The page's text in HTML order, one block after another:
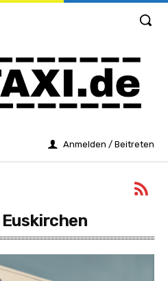
Anmelden / Beitreten